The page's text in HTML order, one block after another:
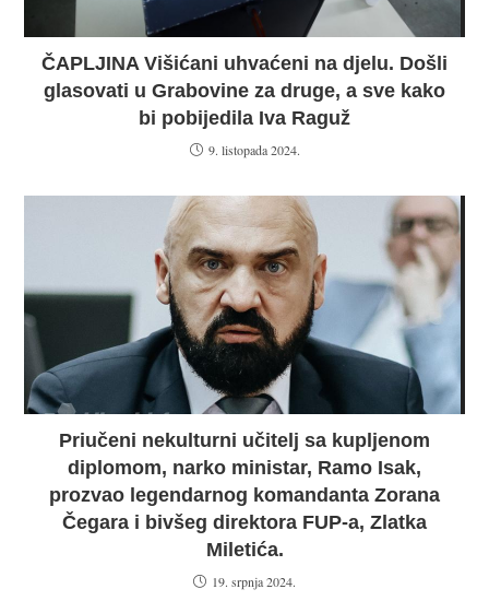
ČAPLJINA Višićani uhvaćeni na djelu. Došli
glasovati u Grabovine za druge, a sve kako
bi pobijedila Iva Raguž
9. listopada 2024.
Priučeni nekulturni učitelj sa kupljenom
diplomom, narko ministar, Ramo Isak,
prozvao legendarnog komandanta Zorana
Čegara i bivšeg direktora FUP-a, Zlatka
Miletića.
19. srpnja 2024.